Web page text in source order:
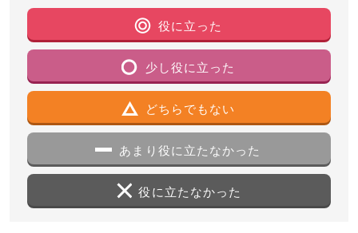
役に立った
少し役に立った
どちらでもない
あまり役に立たなかった
役に立たなかった